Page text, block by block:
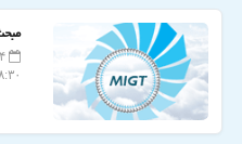
مبحث ۱۹، پنجره ای